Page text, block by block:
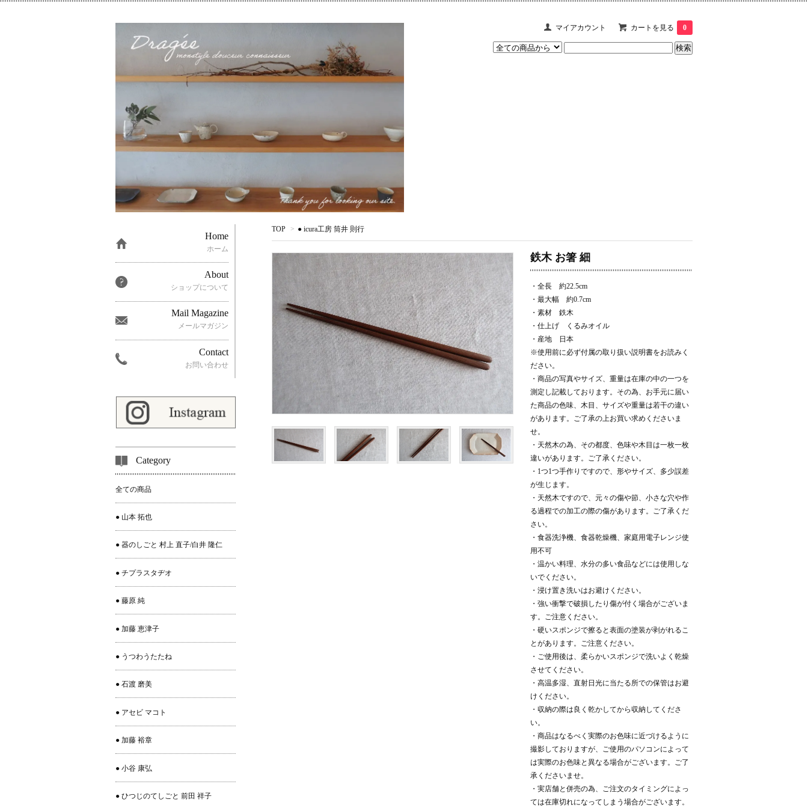
マイアカウント カートを見る 0
TOP > ● icura工房 筒井 則行
鉄木 お箸 細
・全長 約22.5cm
・最大幅 約0.7cm
・素材 鉄木
・仕上げ くるみオイル
・産地 日本
※使用前に必ず付属の取り扱い説明書をお読みく
ださい。
・商品の写真やサイズ、重量は在庫の中の一つを
測定し記載しております。その為、お手元に届い
た商品の色味、木目、サイズや重量は若干の違い
があります。ご了承の上お買い求めくださいま
せ。
・天然木の為、その都度、色味や木目は一枚一枚
違いがあります。ご了承ください。
・1つ1つ手作りですので、形やサイズ、多少誤差
が生じます。
・天然木ですので、元々の傷や節、小さな穴や作
る過程での加工の際の傷があります。ご了承くだ
さい。
・食器洗浄機、食器乾燥機、家庭用電子レンジ使
用不可
・温かい料理、水分の多い食品などには使用しな
いでください。
・浸け置き洗いはお避けください。
・強い衝撃で破損したり傷が付く場合がございま
す。ご注意ください。
・硬いスポンジで擦ると表面の塗装が剥がれるこ
とがあります。ご注意ください。
・ご使用後は、柔らかいスポンジで洗いよく乾燥
させてください。
・高温多湿、直射日光に当たる所での保管はお避
けください。
・収納の際は良く乾かしてから収納してくださ
い。
・商品はなるべく実際のお色味に近づけるように
撮影しておりますが、ご使用のパソコンによって
は実際のお色味と異なる場合がございます。ご了
承くださいませ。
・実店舗と併売の為、ご注文のタイミングによっ
ては在庫切れになってしまう場合がございます。
Home
ホーム
About
ショップについて
Mail Magazine
メールマガジン
Contact
お問い合わせ
Category
全ての商品
● 山本 拓也
● 器のしごと 村上 直子/白井 隆仁
● チプラスタヂオ
● 藤原 純
● 加藤 恵津子
● うつわうたたね
● 石渡 磨美
● アセビ マコト
● 加藤 裕章
● 小谷 康弘
● ひつじのてしごと 前田 祥子